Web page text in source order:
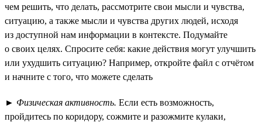
чем решить, что делать, рассмотрите свои мысли и чувства,
ситуацию, а также мысли и чувства других людей, исходя
из доступной нам информации в контексте. Подумайте
о своих целях. Спросите себя: какие действия могут улучшить
или ухудшить ситуацию? Например, откройте файл с отчётом
и начните с того, что можете сделать
► Физическая активность. Если есть возможность,
пройдитесь по коридору, сожмите и разожмите кулаки,